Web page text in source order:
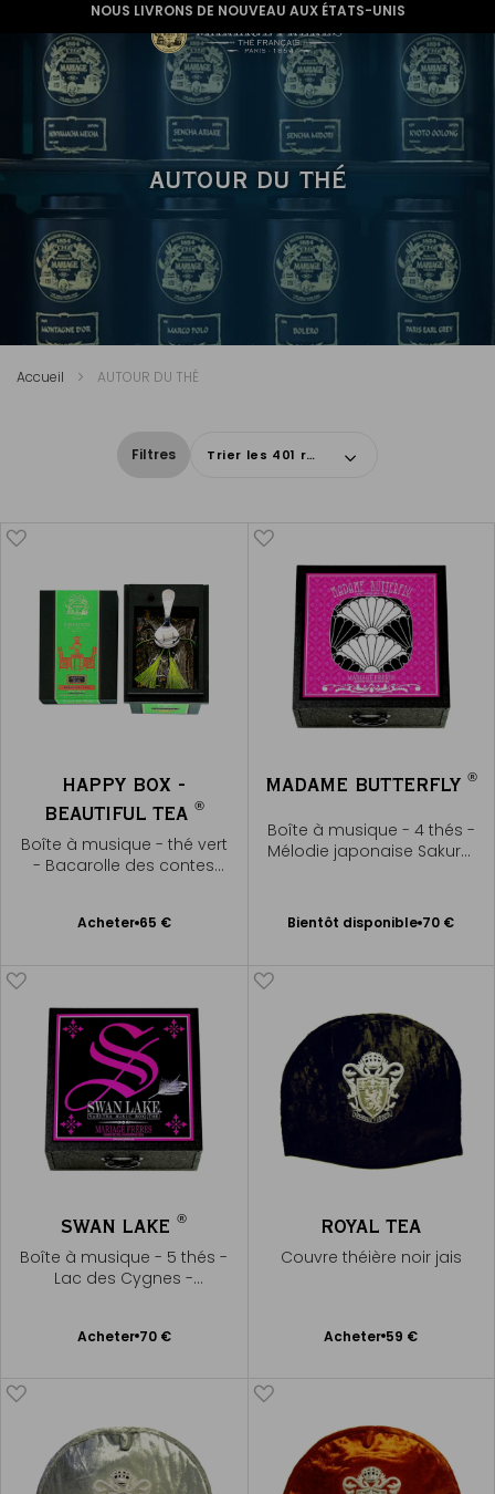
NOUS LIVRONS DE NOUVEAU AUX ÉTATS-UNIS
AUTOUR DU THÉ
Accueil AUTOUR DU THÉ
Filtres Trier les 401 résultats
HAPPY BOX -
BEAUTIFUL TEA ®
Boîte à musique - thé vert
- Bacarolle des contes
Acheter 65 €
Ajouter
MADAME BUTTERFLY ®
Boîte à musique - 4 thés -
Mélodie japonaise Sakura,
Bientôt disponible 70 €
SWAN LAKE®
Boîte à musique - 5 thés -
Lac des Cygnes -
Acheter 70 €
Ajouter
ROYAL TEA
Couvre théière noir jais
Acheter 59 €
Ajouter